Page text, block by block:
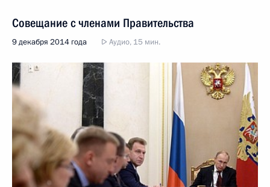
Совещание с членами Правительства
9 декабря 2014 года Аудио, 15 мин.